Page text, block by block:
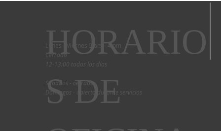
Lunes - Viernes 9 am - 4 pm
Cerrado
12-13:00 todos los días
Sábados - cerrado
Domingos - abierto durante servicios
HORARIO
S DE